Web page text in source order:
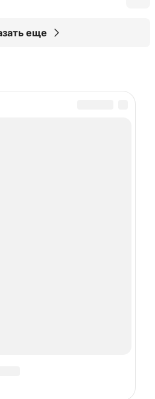
еще